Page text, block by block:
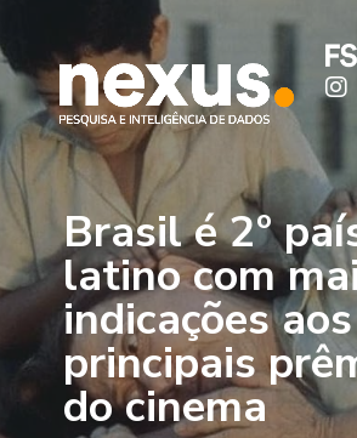
Brasil é 2º
latino com
indicações aos
principais
do cinema